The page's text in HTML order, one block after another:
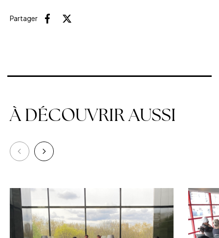
Partager FacebookX (Twitter)
À DÉCOUVRIR AUSSI